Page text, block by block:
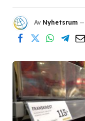
Av Nyhetsrum